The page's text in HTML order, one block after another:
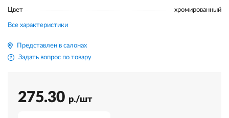
Цвет хромированный
Все характеристики
Представлен в салонах
Задать вопрос по товару
275.30 р./шт